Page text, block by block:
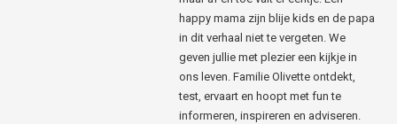
happy mama zijn blije kids en de papa
in dit verhaal niet te vergeten. We
geven jullie met plezier een kijkje in
ons leven. Familie Olivette ontdekt,
test, ervaart en hoopt met fun te
informeren, inspireren en adviseren.